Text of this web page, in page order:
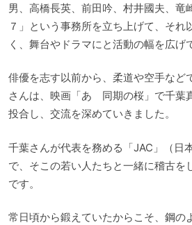
男、高橋長英、前田吟、村井國夫、竜
７」という事務所を立ち上げて、それ
く、舞台やドラマにと活動の幅を広げ
俳優を志す以前から、柔道や空手など
さんは、映画「あゝ同期の桜」で千葉
投合し、交流を深めていきました。
千葉さんが代表を務める「JAC」（日
で、そこの若い人たちと一緒に稽古を
です。
常日頃から鍛えていたからこそ、鋼の